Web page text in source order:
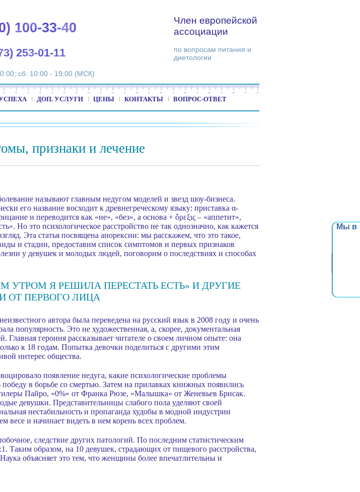
Мы в
100-33-40
253-01-11
сб: 10:00 - 19:00 (МСК)
Член европейской
ассоциации
по вопросам питания и
диетологии
ДОП. УСЛУГИ ЦЕНЫ КОНТАКТЫ ВОПРОС-ОТВЕТ
признаки и лечение
называют главным недугом моделей и звезд шоу-бизнеса.
его название восходит к древнегреческому языку: приставка α-
и переводится как «не», «без», а основа + ὄρεξις – «аппетит»,
Но это психологическое расстройство не так однозначно, как кажется
Эта статья посвящена анорексии: мы расскажем, что это такое,
и стадии, предоставим список симптомов и первых признаков
у девушек и молодых людей, поговорим о последствиях и способах
УТРОМ Я РЕШИЛА ПЕРЕСТАТЬ ЕСТЬ» И ДРУГИЕ
ОТ ПЕРВОГО ЛИЦА
автора была переведена на русский язык в 2008 году и очень
популярность. Это не художественная, а, скорее, документальная
Главная героиня рассказывает читателе о своем личном опыте: она
к 18 годам. Попытка девочки поделиться с другими этим
интерес общества.
появление недуга, какие психологические проблемы
в борьбе со смертью. Затем на прилавках книжных появились
Пайро, «0%» от Франка Рюзе, «Малышка» от Женевьев Брисак.
девушки. Представительницы слабого пола уделяют своей
нестабильность и пропаганда худобы в модной индустрии
весе и начинает видеть в нем корень всех проблем.
следствие других патологий. По последним статистическим
Таким образом, на 10 девушек, страдающих от пищевого расстройства,
объясняет это тем, что женщины более впечатлительны и